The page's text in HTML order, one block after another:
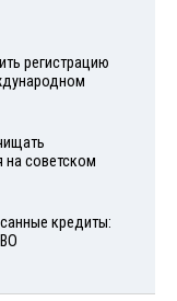
регистрацию
на советском
кредиты: